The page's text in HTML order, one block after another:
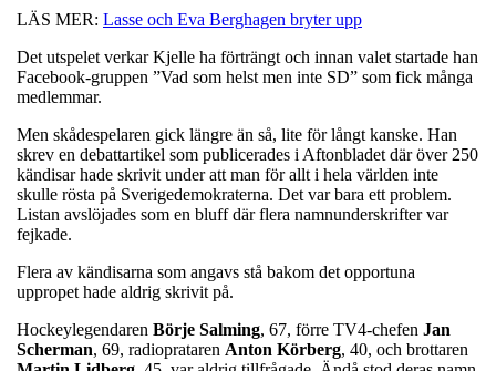
LÄS MER: Lasse och Eva Berghagen bryter upp
Det utspelet verkar Kjelle ha förträngt och innan valet startade han
Facebook-gruppen ”Vad som helst men inte SD” som fick många
medlemmar.
Men skådespelaren gick längre än så, lite för långt kanske. Han
skrev en debattartikel som publicerades i Aftonbladet där över 250
kändisar hade skrivit under att man för allt i hela världen inte
skulle rösta på Sverigedemokraterna. Det var bara ett problem.
Listan avslöjades som en bluff där flera namnunderskrifter var
fejkade.
Flera av kändisarna som angavs stå bakom det opportuna
uppropet hade aldrig skrivit på.
Hockeylegendaren Börje Salming, 67, förre TV4-chefen Jan
Scherman, 69, radioprataren Anton Körberg, 40, och brottaren